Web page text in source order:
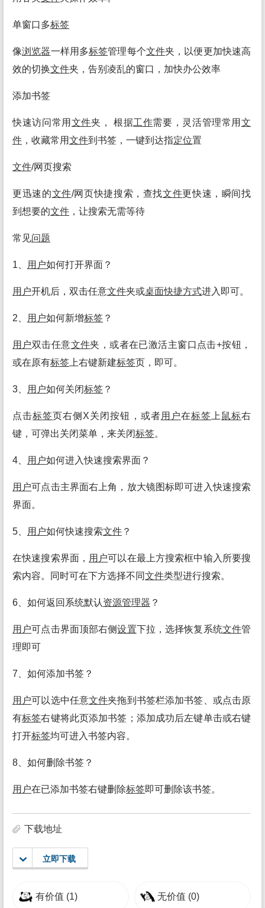
单窗口多标签
像浏览器一样用多标签管理每个文件夹，以便更加快速高
效的切换文件夹，告别凌乱的窗口，加快办公效率
添加书签
快速访问常用 文件夹， 根据工作需要，灵活管理常用 文
件 ，收藏常用文件到书签，一键到达指定位置
文件/网页搜索
更迅速的文件/网页快捷搜索，查找文件更快速，瞬间找
到想要的文件 ，让搜索无需等待
常见问题
1、 用户如何打开界面？
用户开机后，双击任意文件夹或桌面快捷方式进入即可。
2、 用户如何新增标签 ？
用户双击任意文件夹，或者在已激活主窗口点击+按钮，
或在原有标签 上右键新建标签页，即可。
3、 用户如何关闭标签 ？
点击标签页右侧X关闭按钮，或者用户在标签 上 鼠标右
键，可弹出关闭菜单，来关闭标签。
4、 用户如何进入快速搜索界面？
用户可点击主界面右上角，放大镜图标即可进入快速搜索
界面。
5、 用户如何快速搜索文件 ？
在快速搜索界面， 用户可以在最上方搜索框中输入所要搜
索内容。同时可在下方选择不同文件类型进行搜索。
6、如何返回系统默认资源管理器 ？
用户可点击界面顶部右侧设置下拉，选择恢复系统文件管
理即可
7、如何添加书签？
用户可以选中任意文件夹拖到书签栏添加书签、或点击原
有标签右键将此页添加书签；添加成功后左键单击或右键
打开标签均可进入书签内容。
8、如何删除书签？
用户在已添加书签右键删除标签即可删除该书签。
下载地址
立即下载
有价值 (1) 无价值 (0)